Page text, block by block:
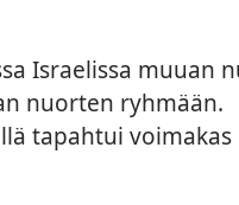
Israelissa muuan
nuorten ryhmään.
tapahtui voimakas